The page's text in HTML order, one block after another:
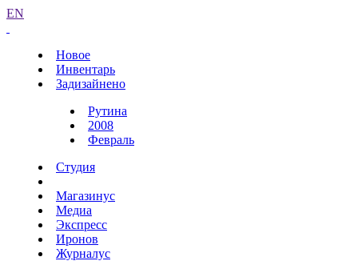
EN
Новое
Инвентарь
Задизайнено
Рутина
2008
Февраль
Студия
Магазинус
Медиа
Экспресс
Иронов
Журналус